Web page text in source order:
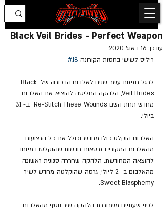
Black Veil Brides - Perfect Weapon
עודכן: 16 באוג׳ 2020
ריליס לשישי בחסות הקורונה #18
לרגל חגיגות עשר שנים לאלבום הבכורה של Black
Veil Brides, הלהקה החליטה להוציא את האלבום
ביולי.
האלבום הוקלט כולו מחדש וכולל את כל הרצועות
מהאלבום המקורי בגרסאות חדשות שהוקלטו במיוחד
להוצאה המחודשת. הלהקה שחררה סנונית ראשונה
מהאלבום ב- 2 ליולי, גרסה שהוקלטה מחדש לשיר
Sweet Blasphemy.
לפני שעתיים משחררת הלהקה שיר נוסף מהאלבום